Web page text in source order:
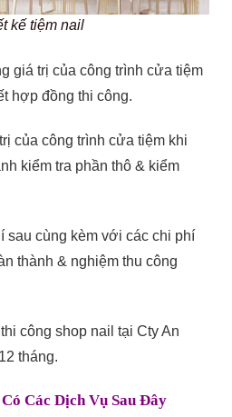
kế tiệm nail
giá trị của công trình cửa tiệm
hợp đồng thi công.
của công trình cửa tiệm khi
kiểm tra phần thô & kiểm
sau cùng kèm với các chi phí
thành & nghiệm thu công
công shop nail tại Cty An
tháng.
Các Dịch Vụ Sau Đây